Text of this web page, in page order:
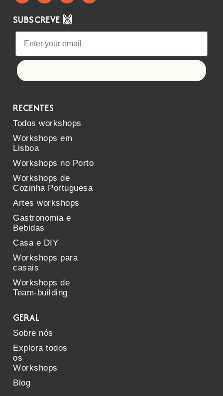
SUBSCREVE 🙌
RECENTES
Todos workshops
Workshops em
Lisboa
Workshops no Porto
Workshops de
Cozinha Portuguesa
Artes workshops
Gastronomia e
Bebidas
Casa e DIY
Workshops para
casais
Workshops de
Team-building
GERAL
Sobre nós
Explora todos
os
Workshops
Blog